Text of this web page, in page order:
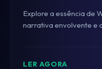
Explore a essência de
narrativa envolvente e
LER AGORA